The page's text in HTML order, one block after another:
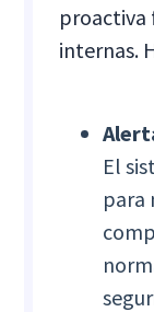
proactiva
internas.
El
para